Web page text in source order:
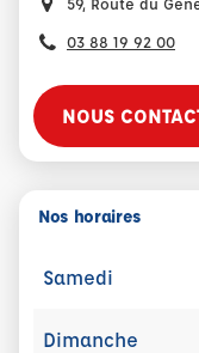
03 88 19 92 00
NOUS
Nos horaires
Samedi
Dimanche